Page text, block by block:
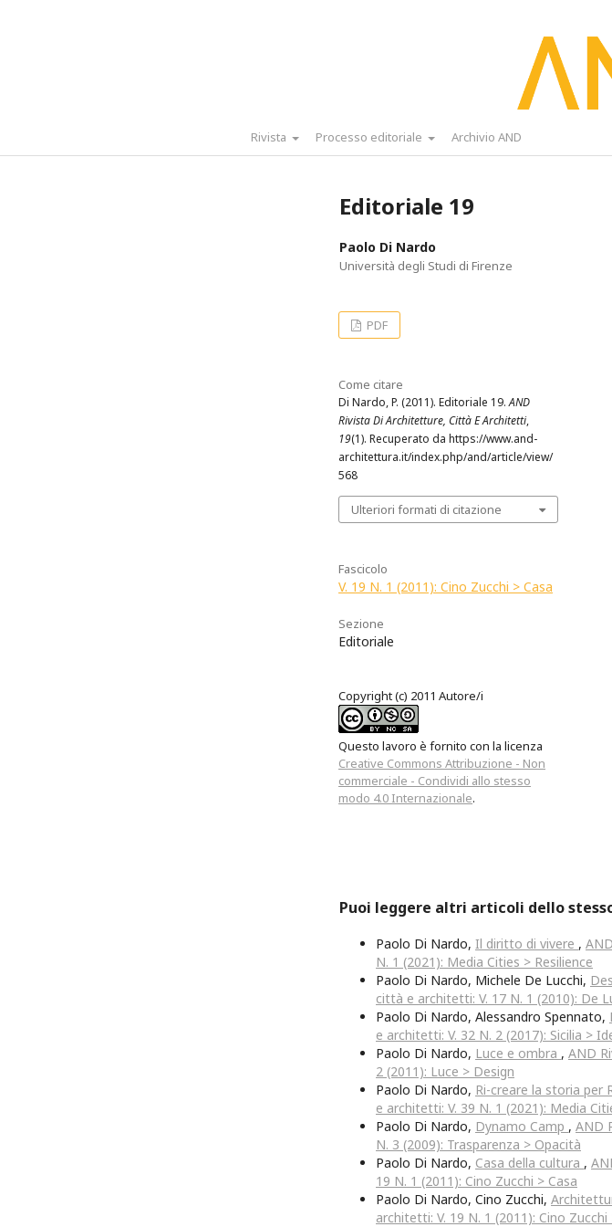
Rivista Processo editoriale Archivio AND
Editoriale 19
Paolo Di Nardo
Università degli Studi di Firenze
PDF
Come citare
Di Nardo, P. (2011). Editoriale 19.AND
Rivista Di Architetture, Città E Architetti,
19(1). Recuperato da https://www.and-
architettura.it/index.php/and/article/view/
568
Ulteriori formati di citazione
Fascicolo
V. 19 N. 1 (2011): Cino Zucchi > Casa
Sezione
Editoriale
Copyright (c) 2011 Autore/i
Questo lavoro è fornito con la licenza
Creative Commons Attribuzione - Non
commerciale - Condividi allo stesso
modo 4.0 Internazionale.
Puoi leggere altri articoli dello
Paolo Di Nardo, Il diritto di vivere ,
N. 1 (2021): Media Cities > Resilience
Paolo Di Nardo, Michele De Lucchi,
città e architetti: V. 17 N. 1 (2010): De
Paolo Di Nardo, Alessandro Spennato,
e architetti: V. 32 N. 2 (2017): Sicilia >
Paolo Di Nardo, Luce e ombra , AND
2 (2011): Luce > Design
Paolo Di Nardo, Ri-creare la storia per
e architetti: V. 39 N. 1 (2021): Media
Paolo Di Nardo, Dynamo Camp , AND
N. 3 (2009): Trasparenza > Opacità
Paolo Di Nardo, Casa della cultura ,
19 N. 1 (2011): Cino Zucchi > Casa
Paolo Di Nardo, Cino Zucchi,
architetti: V. 19 N. 1 (2011): Cino Zucchi